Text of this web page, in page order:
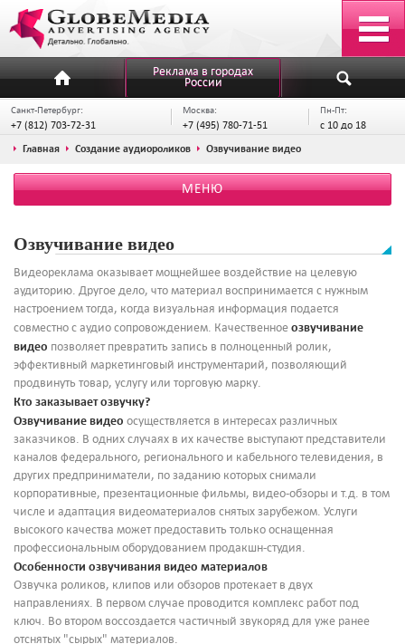
Реклама в городах
России
Санкт-Петербург:
+7 (812) 703-72-31
Москва:
+7 (495) 780-71-51
Пн-Пт:
с 10 до 18
Главная Создание аудиороликов Озвучивание видео
МЕНЮ
Озвучивание видео
Видеореклама оказывает мощнейшее воздействие на целевую
аудиторию. Другое дело, что материал воспринимается с нужным
настроением тогда, когда визуальная информация подается
совместно с аудио сопровождением. Качественноеозвучивание
видео позволяет превратить запись в полноценный ролик,
эффективный маркетинговый инструментарий, позволяющий
продвинуть товар, услугу или торговую марку.
Кто заказывает озвучку?
Озвучивание видео осуществляется в интересах различных
заказчиков. В одних случаях в их качестве выступают представители
каналов федерального, регионального и кабельного телевидения, в
других предприниматели, по заданию которых снимали
корпоративные, презентационные фильмы, видео-обзоры и т.д. в том
числе и адаптация видеоматериалов снятых зарубежом. Услуги
высокого качества может предоставить только оснащенная
профессиональным оборудованием продакшн-студия.
Особенности озвучивания видео материалов
Озвучка роликов, клипов или обзоров протекает в двух
направлениях. В первом случае проводится комплекс работ под
ключ. Во втором воссоздается частичный звукоряд для уже ранее
отснятых "сырых" материалов.